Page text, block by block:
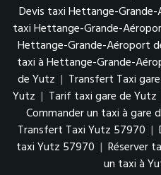
Devis taxi Hettange-
taxi Hettange-Grande-
Hettange-Grande-Aéroport
taxi à Hettange-Grande-
de Yutz | Transfert Taxi
Yutz | Tarif taxi gare de Yutz
Commander un taxi à gare
Transfert Taxi Yutz 57970 |
taxi Yutz 57970 | Réserver
un taxi à